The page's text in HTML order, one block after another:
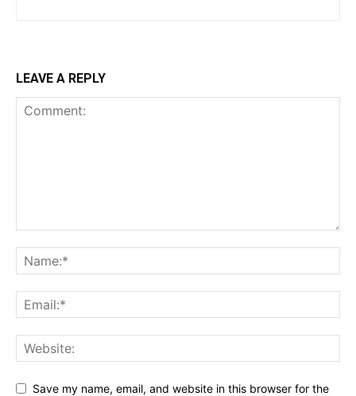
LEAVE A REPLY
Save my name, email, and website in this browser for the